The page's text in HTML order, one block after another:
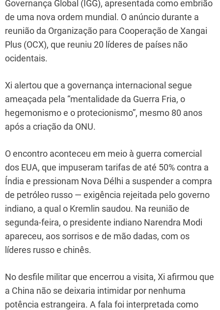
Governança Global (IGG), apresentada como embrião
de uma nova ordem mundial. O anúncio durante a
reunião da Organização para Cooperação de Xangai
Plus (OCX), que reuniu 20 líderes de países não
ocidentais.
Xi alertou que a governança internacional segue
ameaçada pela “mentalidade da Guerra Fria, o
hegemonismo e o protecionismo”, mesmo 80 anos
após a criação da ONU.
O encontro aconteceu em meio à guerra comercial
dos EUA, que impuseram tarifas de até 50% contra a
Índia e pressionam Nova Délhi a suspender a compra
de petróleo russo — exigência rejeitada pelo governo
indiano, a qual o Kremlin saudou. Na reunião de
segunda-feira, o presidente indiano Narendra Modi
apareceu, aos sorrisos e de mão dadas, com os
líderes russo e chinês.
No desfile militar que encerrou a visita, Xi afirmou que
a China não se deixaria intimidar por nenhuma
potência estrangeira. A fala foi interpretada como